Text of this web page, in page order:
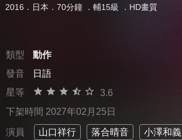
2016．日本．70分鐘 ． 輔15級 ．HD畫質
類型
動作
發音
日語
星等
3.6
下架時間 2027年02月25日
演員 山口祥行 落合晴音 小澤和義